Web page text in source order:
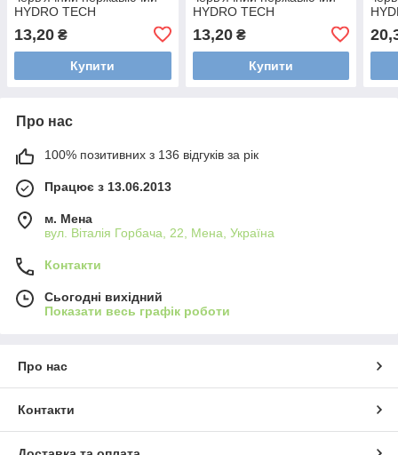
HYDRO TECH
13,20 ₴
Купити
HYDRO TECH
13,20₴
Купити
Про нас
100% позитивних з 136 відгуків за рік
Працює з 13.06.2013
м. Мена
вул. Віталія Горбача, 22, Мена, Україна
Контакти
Сьогодні вихідний
Показати весь графік роботи
Про нас
Контакти